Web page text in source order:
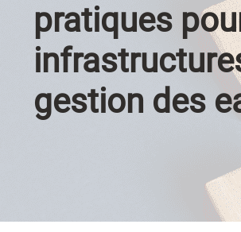
pratiques
gestion des